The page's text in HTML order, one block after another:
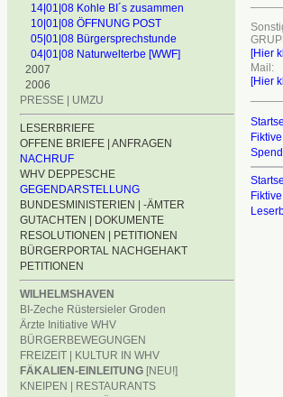
14|01|08 Kohle BI´s zusammen
10|01|08 ÖFFNUNG POST
05|01|08 Bürgersprechstunde
04|01|08 Naturwelterbe [WWF]
2007
2006
PRESSE | UMZU
LESERBRIEFE
OFFENE BRIEFE | ANFRAGEN
NACHRUF
WHV DEPPESCHE
GEGENDARSTELLUNG
BUNDESMINISTERIEN | -ÄMTER
GUTACHTEN | DOKUMENTE
RESOLUTIONEN | PETITIONEN
BÜRGERPORTAL NACHGEHAKT
PETITIONEN
WILHELMSHAVEN
BI-Zeche Rüstersieler Groden
Ärzte Initiative WHV
BÜRGERBEWEGUNGEN
FREIZEIT | KULTUR IN WHV
FÄKALIEN-EINLEITUNG [NEU!]
KNEIPEN | RESTAURANTS
[Hier
Mail:
[Hier